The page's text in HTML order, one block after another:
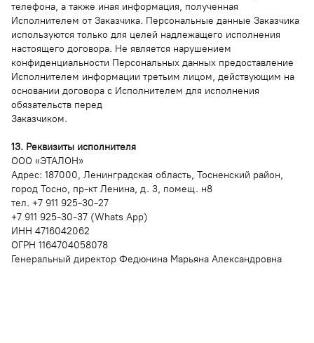
телефона, а также иная информация, полученная
Исполнителем от Заказчика. Персональные данные Заказчика
используются только для целей надлежащего исполнения
настоящего договора. Не является нарушением
конфиденциальности Персональных данных предоставление
Исполнителем информации третьим лицом, действующим на
основании договора с Исполнителем для исполнения
обязательств перед
Заказчиком.
13. Реквизиты исполнителя
ООО «ЭТАЛОН»
Адрес: 187000, Ленинградская область, Тосненский район,
город Тосно, пр-кт Ленина, д. 3, помещ. н8
тел. +7 911 925-30-27
+7 911 925-30-37 (Whats App)
ИНН 4716042062
ОГРН 1164704058078
Генеральный директор Федюнина Марьяна Александровна